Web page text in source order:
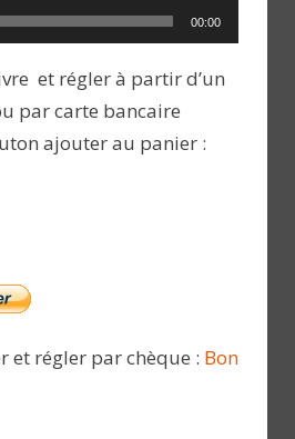
00:00
et régler à partir d’un
par carte bancaire
ajouter au panier :
et régler par chèque : Bon